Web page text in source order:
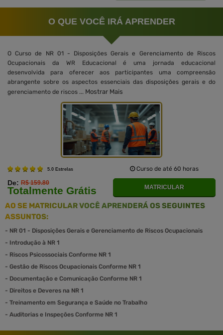
O QUE VOCÊ IRÁ APRENDER
O Curso de NR 01 - Disposições Gerais e Gerenciamento de Riscos
Ocupacionais da WR Educacional é uma jornada educacional
desenvolvida para oferecer aos participantes uma compreensão
abrangente sobre os aspectos essenciais das disposições gerais e do
gerenciamento de riscos ... Mostrar Mais
5.0 Estrelas Curso de até 60 horas
De: R$ 159.80
Totalmente Grátis MATRICULAR
AO SE MATRICULAR VOCÊ APRENDERÁ OS SEGUINTES
ASSUNTOS:
- NR 01 - Disposições Gerais e Gerenciamento de Riscos Ocupacionais
- Introdução à NR 1
- Riscos Psicossociais Conforme NR 1
- Gestão de Riscos Ocupacionais Conforme NR 1
- Documentação e Comunicação Conforme NR 1
- Direitos e Deveres na NR 1
- Treinamento em Segurança e Saúde no Trabalho
- Auditorias e Inspeções Conforme NR 1